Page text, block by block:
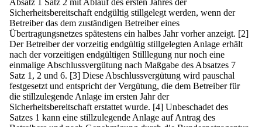
Sicherheitsbereitschaft endgültig stillgelegt werden, wenn der
Betreiber das dem zuständigen Betreiber eines
Übertragungsnetzes spätestens ein halbes Jahr vorher anzeigt. [2]
Der Betreiber der vorzeitig endgültig stillgelegten Anlage erhält
nach der vorzeitigen endgültigen Stilllegung nur noch eine
einmalige Abschlussvergütung nach Maßgabe des Absatzes 7
Satz 1, 2 und 6. [3] Diese Abschlussvergütung wird pauschal
festgesetzt und entspricht der Vergütung, die dem Betreiber für
die stillzulegende Anlage im ersten Jahr der
Sicherheitsbereitschaft erstattet wurde. [4] Unbeschadet des
Satzes 1 kann eine stillzulegende Anlage auf Antrag des